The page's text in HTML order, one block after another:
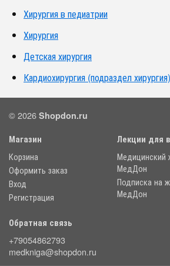
Хирургия в педиатрии
Хирургия
Детская хирургия
Кардиохирургия (подраздел хирургия)
© 2026 Shopdon.ru
Магазин
Корзина
Оформить заказ
Вход
Регистрация
Лекции для
Медицинский
МедДон
Подписка на
МедДон
Обратная связь
+79054862793
medkniga@shopdon.ru